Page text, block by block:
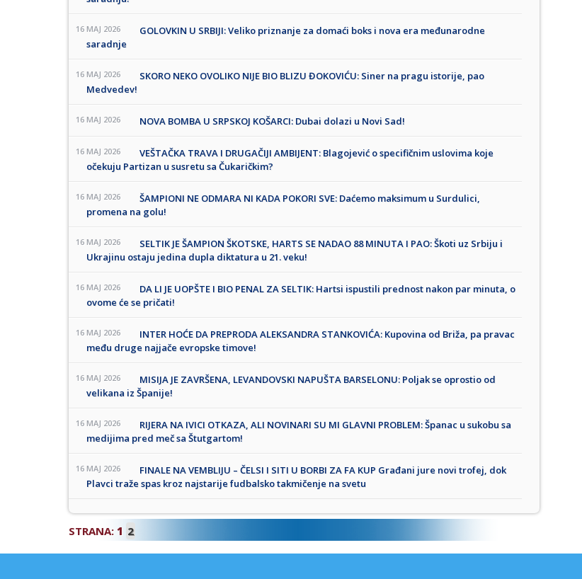
16 MAJ 2026
GOLOVKIN U SRBIJI: Veliko priznanje za domaći boks i nova era međunarodne
saradnje
16 MAJ 2026
SKORO NEKO OVOLIKO NIJE BIO BLIZU ĐOKOVIĆU: Siner na pragu istorije, pao
Medvedev!
16 MAJ 2026 NOVA BOMBA U SRPSKOJ KOŠARCI: Dubai dolazi u Novi Sad!
16 MAJ 2026
VEŠTAČKA TRAVA I DRUGAČIJI AMBIJENT: Blagojević o specifičnim uslovima koje
očekuju Partizan u susretu sa Čukaričkim?
16 MAJ 2026
ŠAMPIONI NE ODMARA NI KADA POKORI SVE: Daćemo maksimum u Surdulici,
promena na golu!
16 MAJ 2026
SELTIK JE ŠAMPION ŠKOTSKE, HARTS SE NADAO 88 MINUTA I PAO: Škoti uz Srbiju i
Ukrajinu ostaju jedina dupla diktatura u 21. veku!
16 MAJ 2026
DA LI JE UOPŠTE I BIO PENAL ZA SELTIK: Hartsi ispustili prednost nakon par minuta, o
ovome će se pričati!
16 MAJ 2026
INTER HOĆE DA PREPRODA ALEKSANDRA STANKOVIĆA: Kupovina od Briža, pa pravac
među druge najjače evropske timove!
16 MAJ 2026
MISIJA JE ZAVRŠENA, LEVANDOVSKI NAPUŠTA BARSELONU: Poljak se oprostio od
velikana iz Španije!
16 MAJ 2026
RIJERA NA IVICI OTKAZA, ALI NOVINARI SU MI GLAVNI PROBLEM: Španac u sukobu sa
medijima pred meč sa Štutgartom!
16 MAJ 2026
FINALE NA VEMBLIJU – ČELSI I SITI U BORBI ZA FA KUP Građani jure novi trofej, dok
Plavci traže spas kroz najstarije fudbalsko takmičenje na svetu
STRANA: 1 2